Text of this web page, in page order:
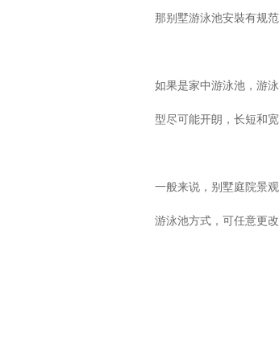
那别墅游泳池安裝有规
如果是家中游泳池，游
型尽可能开朗，长短和
一般来说，别墅庭院景
游泳池方式，可任意更